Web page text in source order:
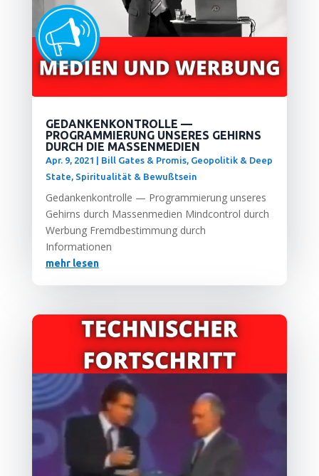
GEDANKENKONTROLLE —
PROGRAMMIERUNG UNSERES GEHIRNS
DURCH DIE MASSENMEDIEN
Apr. 9, 2021 Bill Gates & Promis, Geopolitik & Deep
State, Spiritualität & Bewußtsein
Gedan­ken­kon­trol­le — Pro­gram­mie­rung unse­res
Gehirns durch Mas­sen­me­di­en Mind­con­trol durch
Wer­bung Fremd­be­stim­mung durch
Informationen
mehr lesen